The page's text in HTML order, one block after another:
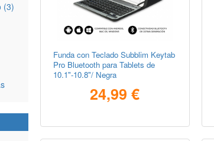
(3)
Funda con Teclado Subblim Keytab
Pro Bluetooth para Tablets de
10.1"-10.8"/ Negra
24,99 €